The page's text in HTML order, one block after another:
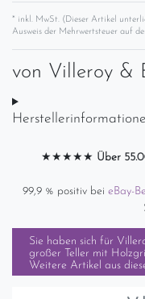
* inkl. MwSt. (Dieser Artikel
Ausweis der Mehrwertsteuer auf
von Villeroy &
★★★★★ Über
99,9 % positiv bei eBay-
Sie haben sich für
großer Teller mit
Weitere Artikel aus